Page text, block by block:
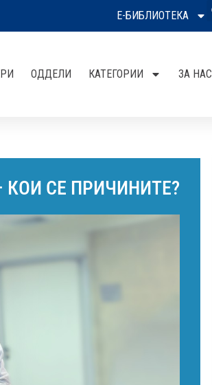
Е-БИБЛИОТЕКА
ОДДЕЛИ КАТЕГОРИИ ЗА НАС
СЕ ПРИЧИНИТЕ?